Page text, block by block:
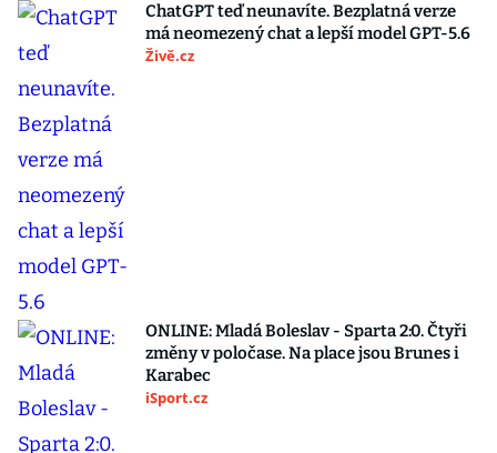
ChatGPT teď neunavíte. Bezplatná verze
má neomezený chat a lepší model GPT-5.6
Živě.cz
ONLINE: Mladá Boleslav - Sparta 2:0. Čtyři
změny v poločase. Na place jsou Brunes i
Karabec
iSport.cz